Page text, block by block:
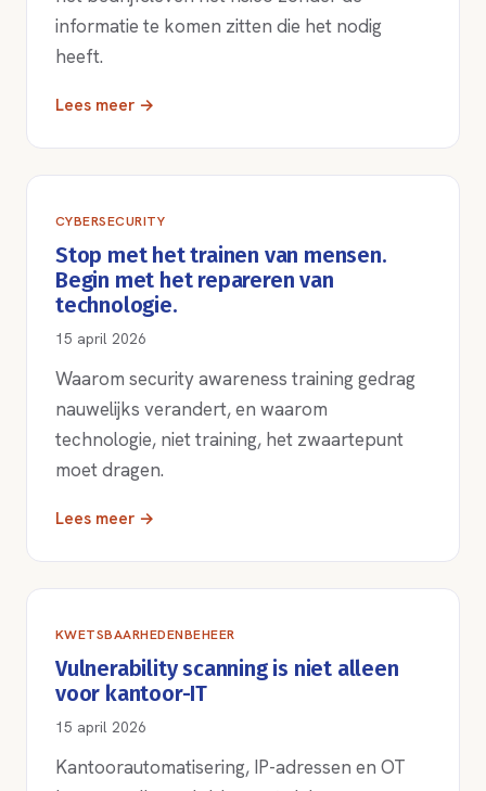
informatie te komen zitten die het nodig
heeft.
Lees meer →
CYBERSECURITY
Stop met het trainen van mensen.
Begin met het repareren van
technologie.
15 april 2026
Waarom security awareness training gedrag
nauwelijks verandert, en waarom
technologie, niet training, het zwaartepunt
moet dragen.
Lees meer →
KWETSBAARHEDENBEHEER
Vulnerability scanning is niet alleen
voor kantoor-IT
15 april 2026
Kantoorautomatisering, IP-adressen en OT